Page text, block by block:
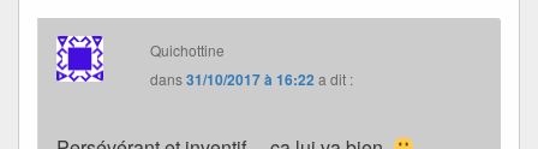
Quichottine
dans31/10/2017 à 16:22 a dit :